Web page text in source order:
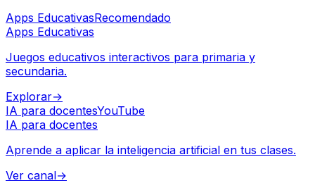
Apps EducativasRecomendado
Apps Educativas
Juegos educativos interactivos para primaria y
secundaria.
Explorar→
IA para docentesYouTube
IA para docentes
Aprende a aplicar la inteligencia artificial en tus clases.
Ver canal→